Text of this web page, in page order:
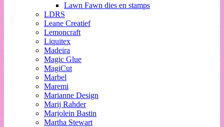
Lawn Fawn dies en stamps
LDRS
Leane Creatief
Lemoncraft
Liquitex
Madeira
Magic Glue
MagiCut
Marbel
Maremi
Marianne Design
Marij Rahder
Marjolein Bastin
Martha Stewart